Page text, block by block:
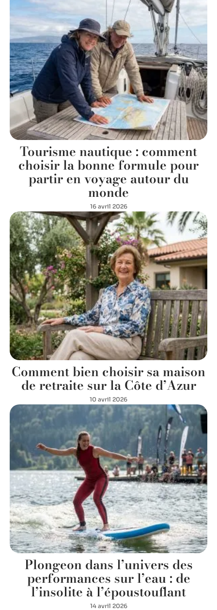
Tourisme nautique : comment
choisir la bonne formule pour
partir en voyage autour du
monde
16 avril 2026
Comment bien choisir sa maison
de retraite sur la Côte d’Azur
10 avril 2026
Plongeon dans l’univers des
performances sur l’eau : de
l’insolite à l’époustouflant
14 avril 2026